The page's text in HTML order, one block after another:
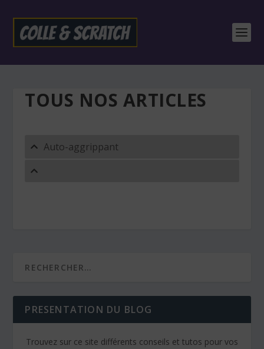
TOUS NOS ARTICLES
Auto-aggrippant
PRESENTATION DU BLOG
Trouvez sur ce site différents conseils et tutos pour vos